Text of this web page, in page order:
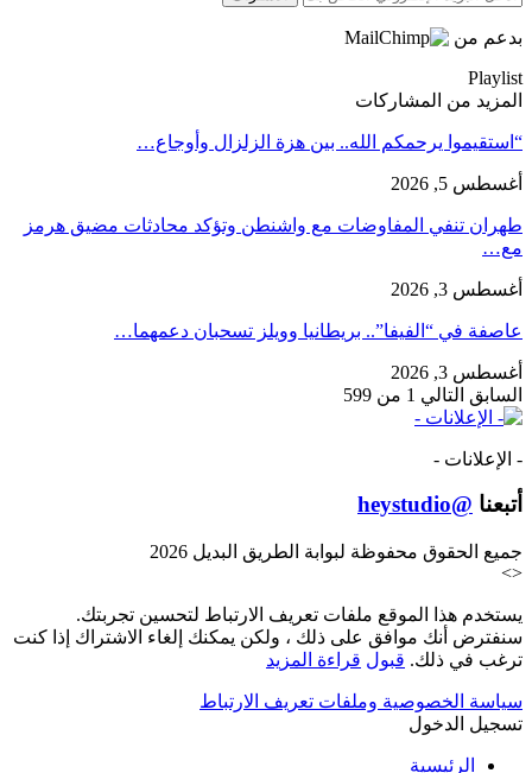
بدعم من
Playlist
المزيد من المشاركات
“استقيموا يرحمكم الله.. بين هزة الزلزال وأوجاع…
أغسطس 5, 2026
طهران تنفي المفاوضات مع واشنطن وتؤكد محادثات مضيق هرمز
مع…
أغسطس 3, 2026
عاصفة في “الفيفا”.. بريطانيا وويلز تسحبان دعمهما…
أغسطس 3, 2026
السابق التالي 1 من 599
- الإعلانات -
أتبعنا @heystudio
جميع الحقوق محفوظة لبوابة الطريق البديل 2026
<
>
يستخدم هذا الموقع ملفات تعريف الارتباط لتحسين تجربتك.
سنفترض أنك موافق على ذلك ، ولكن يمكنك إلغاء الاشتراك إذا كنت
ترغب في ذلك. قبول قراءة المزيد
سياسة الخصوصية وملفات تعريف الارتباط
تسجيل الدخول
الرئيسية